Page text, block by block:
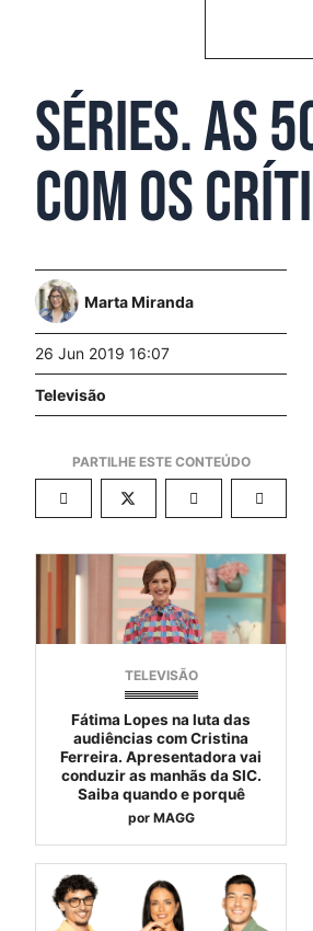
Séries. As
com os
Marta Miranda
26 Jun 2019 16:07
Televisão
TELEVISÃO
Fátima Lopes na luta das
audiências com Cristina
Ferreira. Apresentadora vai
conduzir as manhãs da SIC.
Saiba quando e porquê
por MAGG